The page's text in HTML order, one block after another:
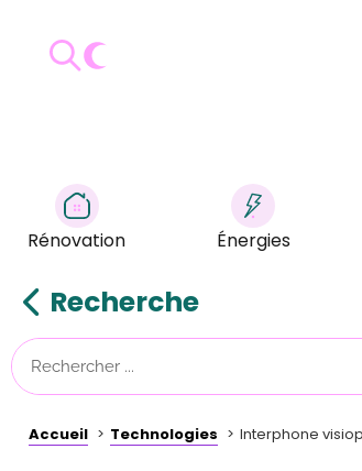
Rénovation Énergies
Recherche
Accueil Technologies Interphone